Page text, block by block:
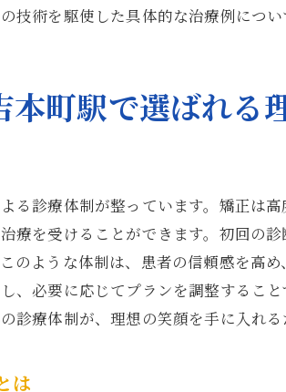
日吉本町駅での矯正治療が持
技術を駆使した具体的な治療例につ
町駅で選ばれる
る診療体制が整っています。矯正は
療を受けることができます。初回の
のような体制は、患者の信頼感を高
、必要に応じてプランを調整するこ
診療体制が、理想の笑顔を手に入れ
は